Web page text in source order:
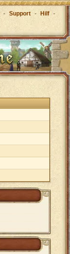
- Support - Hilf -